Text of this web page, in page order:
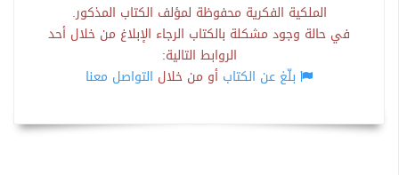
الملكية الفكرية محفوظة لمؤلف الكتاب المذكور.
في حالة وجود مشكلة بالكتاب الرجاء الإبلاغ من خلال أحد
الروابط التالية:
بلّغ عن الكتاب أو من خلال التواصل معنا